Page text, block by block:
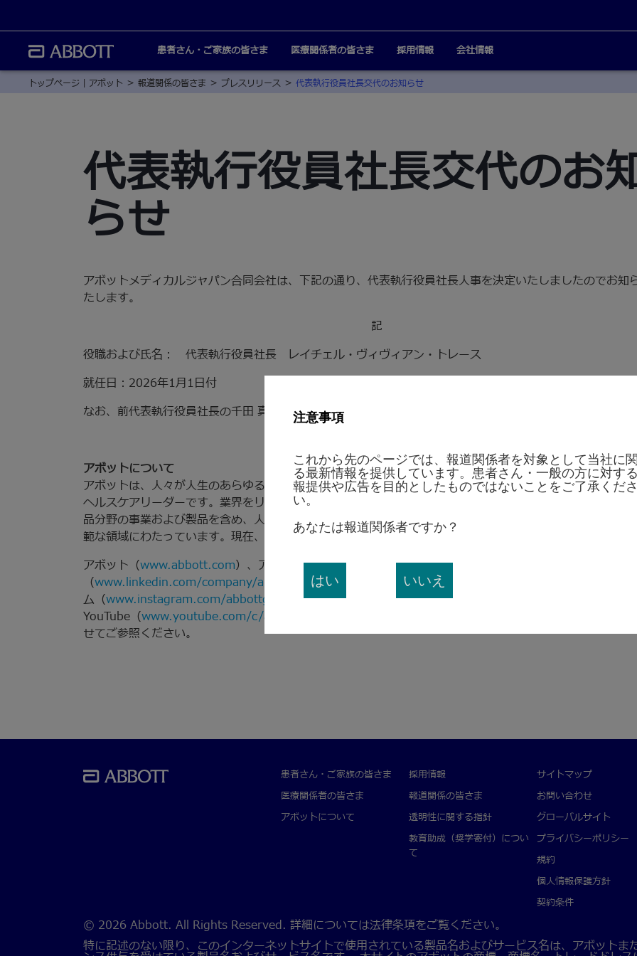
患者さん・ご家族の皆さま 医療関係者の皆さま 採用情報 会社情報
トップページ | アボット 報道関係の皆さま プレスリリース 代表執行役員社長交代のお知らせ
代表執行役員社長交代のお
らせ
アボットメディカルジャパン合同会社は、下記の通り、代表執行役員社長人事を決定いたしましたのでお知
たします。
記
役職および氏名： 代表執行役員社長 レイチェル・ヴィヴィアン・トレース
就任日：2026年1月1日付
なお、前代表執行役員社長の千田 真弓は退任し、今後は執行役員 相談役として経営に関する助言を行います
アボットについて
アボットは、人々が人生のあらゆるステージにおいて最高の人生を送ることができるようサポートするグロー
ヘルスケアリーダーです。業界をリードする診断薬・機器、医療機器、栄養剤、およびブランドジェネリック
品分野の事業および製品を含め、人々の生活に大きな影響をもたらす画期的なアボットの技術は、ヘルスケア
範な領域にわたっています。現在、世界160カ国以上で、約114,000人の社員が活動しています。
アボット（www.abbott.com）、アボットジャパン（ www.abbott.co.jp
（www.linkedin.com/company/abbott-/ ）、フェイスブック（www.facebook.com/Abbott
ム（www.instagram.com/abbottglobal ）、Ｘ（x.com/AbbottNews）、
YouTube（www.youtube.com/c/abbott
せてご参照ください。
患者さん・ご家族の皆さま
医療関係者の皆さま
アボットについて
採用情報
報道関係の皆さま
透明性に関する指針
教育助成（奨学寄付）につい
て
サイトマップ
お問い合わせ
グローバルサイト
プライバシーポリシー
規約
個人情報保護方針
契約条件
© 2026 Abbott. All Rights Reserved. 詳細については法律条項をご覧ください。
特に記述のない限り、このインターネットサイトで使用されている製品名およびサービス名は、アボット
注意事項
これから先のページでは、報道関係者を対象として当社に
る最新情報を提供しています。患者さん・一般の方に対す
報提供や広告を目的としたものではないことをご了承くださ
い。
あなたは報道関係者ですか？
はい いいえ